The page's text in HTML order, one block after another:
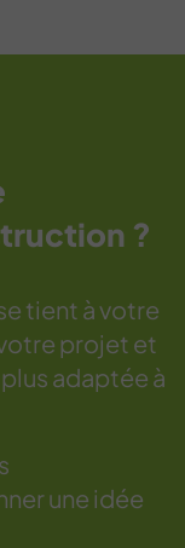
?
tient à votre
projet et
adaptée à
une idée